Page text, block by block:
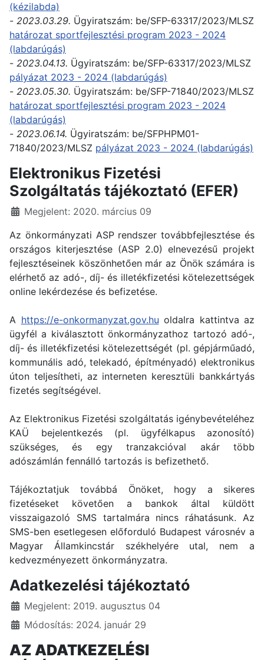
(kézilabda)
- 2023.03.29. Ügyiratszám: be/SFP-63317/2023/MLSZ
határozat sportfejlesztési program 2023 - 2024
(labdarúgás)
- 2023.04.13. Ügyiratszám: be/SFP-63317/2023/MLSZ
pályázat 2023 - 2024 (labdarúgás)
- 2023.05.30. Ügyiratszám: be/SFP-71840/2023/MLSZ
határozat sportfejlesztési program 2023 - 2024
(labdarúgás)
- 2023.06.14. Ügyiratszám: be/SFPHPM01-
71840/2023/MLSZ pályázat 2023 - 2024 (labdarúgás)
Elektronikus Fizetési
Szolgáltatás tájékoztató (EFER)
Részletek
Megjelent: 2020. március 09
Az önkormányzati ASP rendszer továbbfejlesztése és
országos kiterjesztése (ASP 2.0) elnevezésű projekt
fejlesztéseinek köszönhetően már az Önök számára is
elérhető az adó-, díj- és illetékfizetési kötelezettségek
online lekérdezése és befizetése.
A https://e-onkormanyzat.gov.hu oldalra kattintva az
ügyfél a kiválasztott önkormányzathoz tartozó adó-,
díj- és illetékfizetési kötelezettségét (pl. gépjárműadó,
kommunális adó, telekadó, építményadó) elektronikus
úton teljesítheti, az interneten keresztüli bankkártyás
fizetés segítségével.
Az Elektronikus Fizetési szolgáltatás igénybevételéhez
KAÜ bejelentkezés (pl. ügyfélkapus azonosító)
szükséges, és egy tranzakcióval akár több
adószámlán fennálló tartozás is befizethető.
Tájékoztatjuk továbbá Önöket, hogy a sikeres
fizetéseket követően a bankok által küldött
visszaigazoló SMS tartalmára nincs ráhatásunk. Az
SMS-ben esetlegesen előforduló Budapest városnév a
Magyar Államkincstár székhelyére utal, nem a
kedvezményezett önkormányzatra.
Adatkezelési tájékoztató
Részletek
Megjelent: 2019. augusztus 04
Módosítás: 2024. január 29
AZ ADATKEZELÉSI